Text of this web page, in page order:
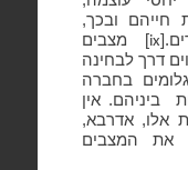
חייהם ובכך,
ix
]
מצבים
דרך לבחינה
בחברה
ביניהם. אין
אלו, אדרבא,
את המצבים